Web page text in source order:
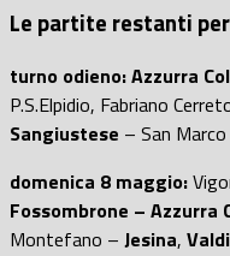
Le partite restanti
turno odieno: Azzurra
P.S.Elpidio, Fabriano
Sangiustese – San
domenica 8 maggio:
Fossombrone – Azzurra
Montefano – Jesina,